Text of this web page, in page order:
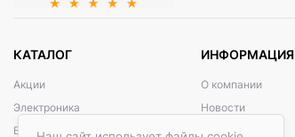
КАТАЛОГ
Акции
Электроника
Бытовая техника
ИНФОРМАЦИЯ
О компании
Новости
Контакты